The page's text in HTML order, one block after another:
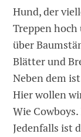
Hund, der
Treppen hoch
über
Blätter und
Neben dem
Hier wollen
Wie
Jedenfalls ist